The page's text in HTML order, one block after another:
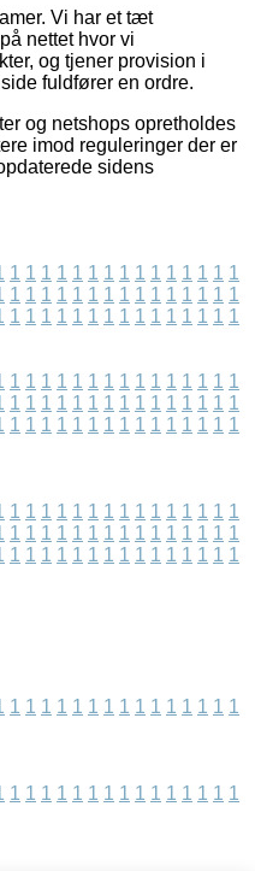
Vi har et tæt
nettet hvor vi
og tjener provision i
fuldfører en ordre.
og netshops opretholdes
imod reguleringer der er
sidens
1 1 1 1 1 1 1 1 1 1 1 1 1 1 1
1 1 1 1 1 1 1 1 1 1 1 1 1 1 1
1 1 1 1 1 1 1 1 1 1 1 1 1 1 1
1 1 1 1 1 1 1 1 1 1 1 1 1 1 1
1 1 1 1 1 1 1 1 1 1 1 1 1 1 1
1 1 1 1 1 1 1 1 1 1 1 1 1 1 1
1 1 1 1 1 1 1 1 1 1 1 1 1 1 1
1 1 1 1 1 1 1 1 1 1 1 1 1 1 1
1 1 1 1 1 1 1 1 1 1 1 1 1 1 1
1 1 1 1 1 1 1 1 1 1 1 1 1 1 1
1 1 1 1 1 1 1 1 1 1 1 1 1 1 1